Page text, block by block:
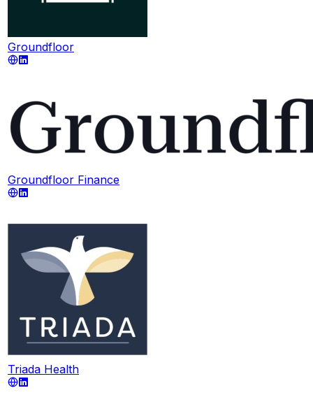
Groundfloor
Groundfloor Finance
Triada Health